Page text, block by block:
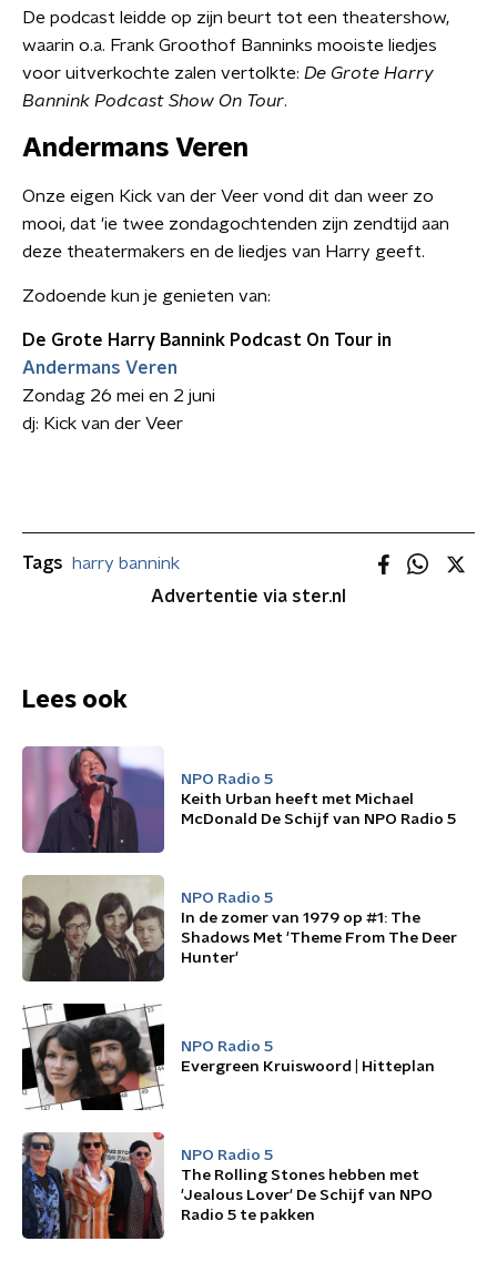
De podcast leidde op zijn beurt tot een theatershow,
waarin o.a. Frank Groothof Banninks mooiste liedjes
voor uitverkochte zalen vertolkte: De Grote Harry
Bannink Podcast Show On Tour.
Andermans Veren
Onze eigen Kick van der Veer vond dit dan weer zo
mooi, dat 'ie twee zondagochtenden zijn zendtijd aan
deze theatermakers en de liedjes van Harry geeft.
Zodoende kun je genieten van:
De Grote Harry Bannink Podcast On Tour in
Andermans Veren
Zondag 26 mei en 2 juni
dj: Kick van der Veer
Tags
harry bannink
Advertentie via ster.nl
Lees ook
NPO Radio 5
Keith Urban heeft met Michael
McDonald De Schijf van NPO Radio 5
NPO Radio 5
In de zomer van 1979 op #1: The
Shadows Met 'Theme From The Deer
Hunter'
NPO Radio 5
Evergreen Kruiswoord | Hitteplan
NPO Radio 5
The Rolling Stones hebben met
'Jealous Lover' De Schijf van NPO
Radio 5 te pakken